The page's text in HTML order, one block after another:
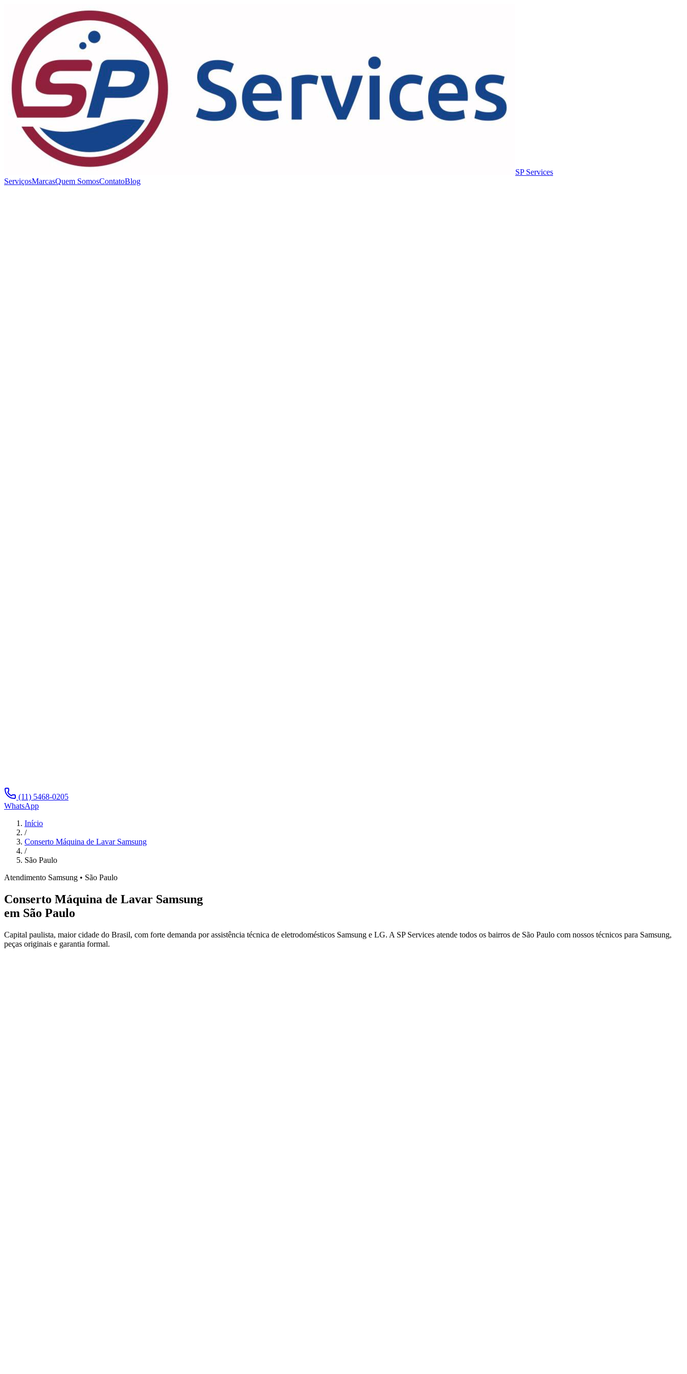
SP Services
ServiçosMarcasQuem SomosContatoBlog
(11) 5468-0205
WhatsApp
Início
/
Conserto Máquina de Lavar Samsung
/
São Paulo
Atendimento Samsung • São Paulo
Conserto Máquina de Lavar Samsung
em São Paulo
Capital paulista, maior cidade do Brasil, com forte demanda por assistência técnica de eletrodomésticos Samsung e LG. A SP Services atende todos os bairros de São Paulo com nossos técnicos para Samsung,
peças originais e garantia formal.